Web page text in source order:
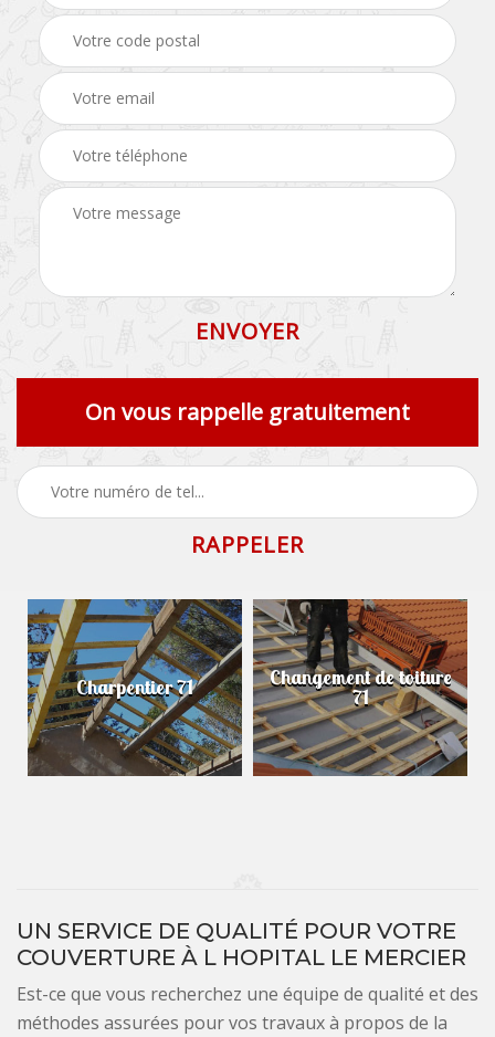
On vous rappelle gratuitement
Charpentier 71 Changement de toiture
71
UN SERVICE DE QUALITÉ POUR VOTRE
COUVERTURE À L HOPITAL LE MERCIER
Est-ce que vous recherchez une équipe de qualité et des
méthodes assurées pour vos travaux à propos de la